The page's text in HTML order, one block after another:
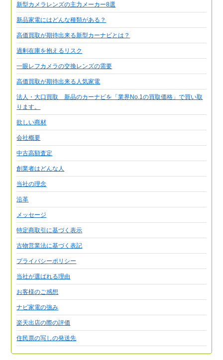
新型カメラレンズの主力メーカー8選
新品家電にはどんな種類がある？
高価買取が期待出来る新型カーナビとは？
過剰在庫を抱えるリスク
一眼レフカメラの交換レンズの需要
高価買取が期待出来る人気家電
法人・大口買取 新品のカーナビを「業界No.1の買取価格」で買い取
ります。
欲しい商材
会社概要
中古高額査定
創業者はどんな人
当社の理念
沿革
メッセージ
特定商取引に基づく表示
古物営業法に基づく表記
プライバシーポリシー
当社が選ばれる理由
お客様のご感想
ナビ家電の強み
楽天出店の際の評価
住民票の写しの発送先